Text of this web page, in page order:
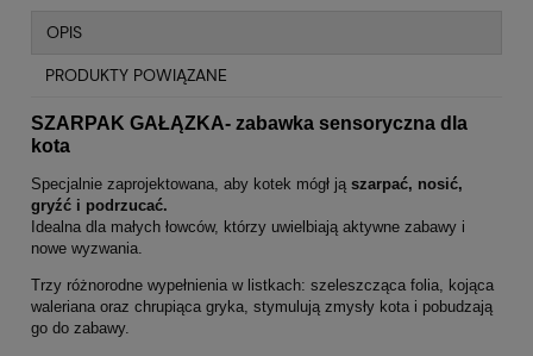
OPIS
PRODUKTY POWIĄZANE
SZARPAK GAŁĄZKA- zabawka sensoryczna dla
kota
Specjalnie zaprojektowana, aby kotek mógł ją szarpać, nosić,
gryźć i podrzucać.
Idealna dla małych łowców, którzy uwielbiają aktywne zabawy i
nowe wyzwania.
Trzy różnorodne wypełnienia w listkach: szeleszcząca folia, kojąca
waleriana oraz chrupiąca gryka, stymulują zmysły kota i pobudzają
go do zabawy.